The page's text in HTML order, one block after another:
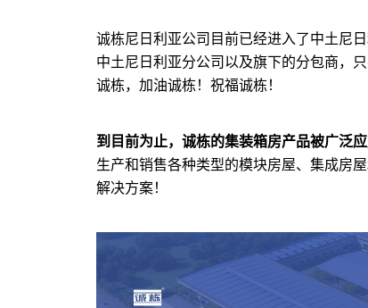
诚栋尼日利亚公司目前已经进入了中土尼
中土尼日利亚分公司以及旗下的分包商，
诚栋，加油诚栋！祝福诚栋！
到目前为止，诚栋的集装箱房产品被广泛
生产和销售各种类型的模块房屋、集成房
解决方案！